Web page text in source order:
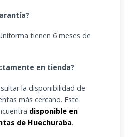
tienen 6 meses de
en tienda?
la disponibilidad de
más cercano. Este
disponible en
de Huechuraba.